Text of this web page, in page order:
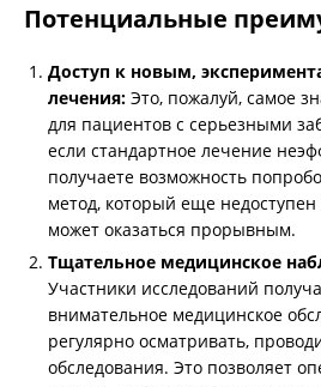
Потенциальные
Доступ к новым,
лечения: Это, пожалуй, самое
для пациентов с серьезными
если стандартное лечение
получаете возможность
метод, который еще
может оказаться прорывным.
Тщательное медицинское
Участники исследований
внимательное медицинское
регулярно осматривать,
обследования. Это позволяет